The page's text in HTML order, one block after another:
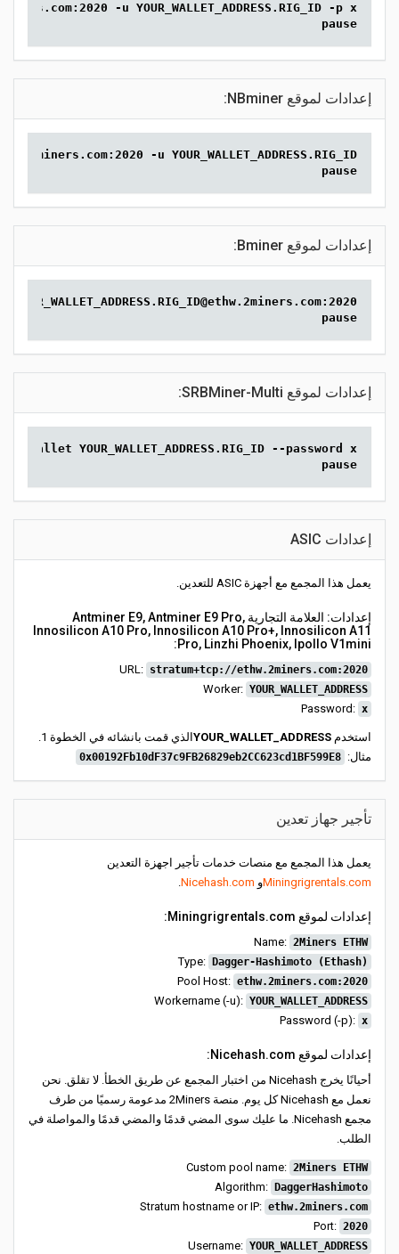
-u YOUR_WALLET_ADDRESS.RIG_ID -p x
pause
إعدادات لموقع NBminer:
-u YOUR_WALLET_ADDRESS.RIG_ID
pause
إعدادات لموقع Bminer:
pause
إعدادات لموقع SRBMiner-Multi:
YOUR_WALLET_ADDRESS.RIG_ID --password x
pause
إعدادات ASIC
يعمل هذا المجمع مع أجهزة ASIC للتعدين.
إعدادات: العلامة التجارية Antminer E9, Antminer E9 Pro,
Innosilicon A10 Pro, Innosilicon A10 Pro+, Innosilicon A11
Pro, Linzhi Phoenix, Ipollo V1mini:
URL: stratum+tcp://ethw.2miners.com:2020
Worker: YOUR_WALLET_ADDRESS
Password: x
استخدم YOUR_WALLET_ADDRESSالذي قمت بانشائه في الخطوة 1.
مثال: 0x00192Fb10dF37c9FB26829eb2CC623cd1BF599E8
تأجير جهاز تعدين
يعمل هذا المجمع مع منصات خدمات تأجير اجهزة التعدين
Miningrigrentals.comو Nicehash.com
.
إعدادات لموقع Miningrigrentals.com:
Name: 2Miners ETHW
Type: Dagger-Hashimoto (Ethash)
Pool Host: ethw.2miners.com:2020
Workername (-u): YOUR_WALLET_ADDRESS
Password (-p): x
إعدادات لموقع Nicehash.com:
أحيانًا يخرج Nicehash من اختبار المجمع عن طريق الخطأ. لا تقلق. نحن
نعمل مع Nicehash كل يوم. منصة 2Miners مدعومة رسميًا من طرف
مجمع Nicehash. ما عليك سوى المضي قدمًا والمضي قدمًا والمواصلة في
الطلب.
Custom pool name: 2Miners ETHW
Algorithm: DaggerHashimoto
Stratum hostname or IP: ethw.2miners.com
Port: 2020
Username: YOUR_WALLET_ADDRESS